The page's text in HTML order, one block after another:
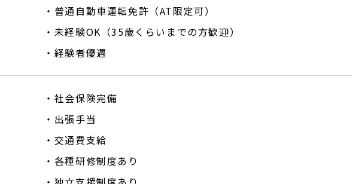
・普通自動車運転免許（AT限定可）
・未経験OK（35歳くらいまでの方歓迎）
・経験者優遇
・社会保険完備
・出張手当
・交通費支給
・各種研修制度あり